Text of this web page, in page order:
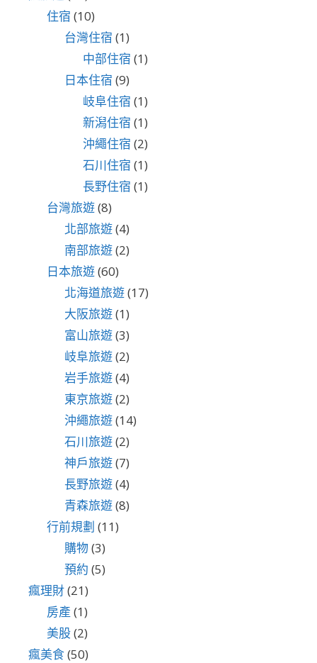
住宿 (10)
台灣住宿 (1)
中部住宿 (1)
日本住宿 (9)
岐阜住宿 (1)
新潟住宿 (1)
沖繩住宿 (2)
石川住宿 (1)
長野住宿 (1)
台灣旅遊(8)
北部旅遊(4)
南部旅遊(2)
日本旅遊(60)
北海道旅遊(17)
大阪旅遊(1)
富山旅遊(3)
岐阜旅遊(2)
岩手旅遊(4)
東京旅遊(2)
沖繩旅遊(14)
石川旅遊(2)
神戶旅遊(7)
長野旅遊(4)
青森旅遊(8)
行前規劃 (11)
購物(3)
預約 (5)
瘋理財(21)
房產 (1)
美股(2)
瘋美食(50)